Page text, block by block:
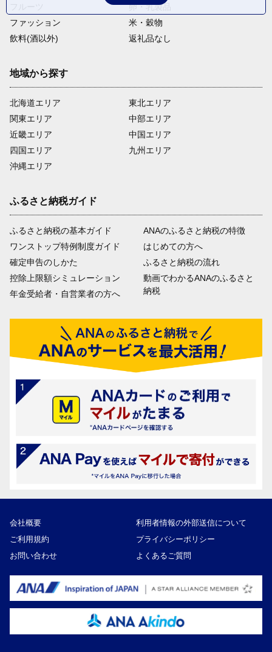
卵・乳製品
ファッション
米・穀物
飲料(酒以外)
返礼品なし
地域から探す
北海道エリア
関東エリア
近畿エリア
四国エリア
沖縄エリア
東北エリア
中部エリア
中国エリア
九州エリア
ふるさと納税ガイド
ふるさと納税の基本ガイド
ワンストップ特例制度ガイド
確定申告のしかた
控除上限額シミュレーション
年金受給者・自営業者の方へ
ANAのふるさと納税の特徴
はじめての方へ
ふるさと納税の流れ
動画でわかるANAのふるさと
納税
会社概要
利用者情報の外部送信について
ご利用規約
プライバシーポリシー
お問い合わせ
よくあるご質問